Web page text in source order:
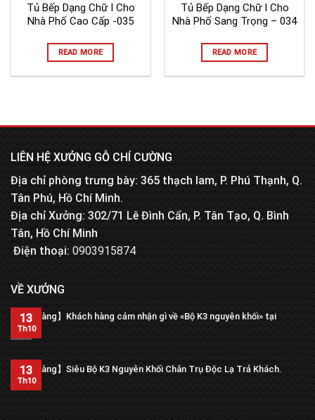
Tủ Bếp Dạng Chữ I Cho
Nhà Phố Cao Cấp -035
READ MORE
Tủ Bếp Dạng Chữ I Cho
Nhà Phố Sang Trọng – 034
READ MORE
LIÊN HỆ XƯỞNG GỖ CHÍ CƯỜNG
Địa chỉ phòng trưng bày: 365 thạch lam, P. Phú Thạnh, Q.
Tân Phú, Hồ Chí Minh.
Địa chỉ Xưởng: 302/71 Lê Đình Cẩn, P. Tân Tạo, Q. Bình
Tân, Hồ Chí Minh
Điện thoại:0903915874
VỀ XƯỞNG
【Trả hàng】Khách hàng cảm nhận gì về «Bộ K3 nguyên khối» tại
xưởng?
13
Th10
【Trả hàng】Siêu Bộ K3 Nguyên Khối Chân Trụ Độc Lạ Trả Khách.
13
Th10